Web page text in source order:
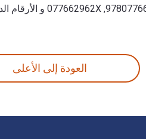
العودة إلى الأعلى